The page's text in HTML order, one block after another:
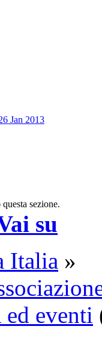
Jan 2013
sezione.
su
Italia »
eventi